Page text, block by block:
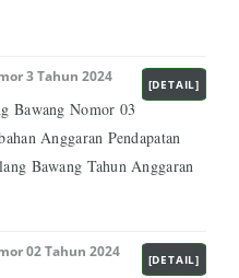
[DETAIL]
3 Tahun 2024
Bawang Nomor 03
Anggaran Pendapatan
Bawang Tahun Anggaran
[DETAIL]
02 Tahun 2024